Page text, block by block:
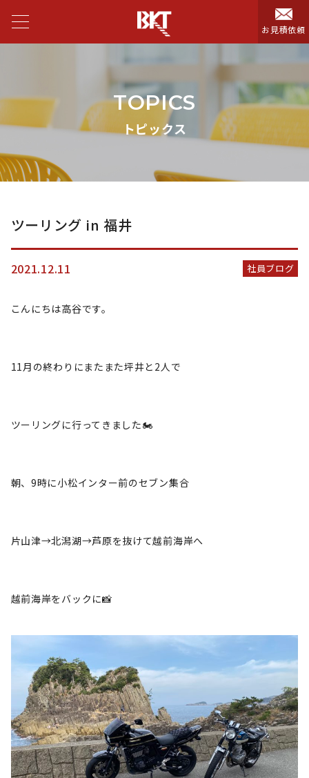
お見積依頼
TOPICS
トピックス
ツーリング in 福井
2021.12.11 社員ブログ
こんにちは高谷です。
11月の終わりにまたまた坪井と2人で
ツーリングに行ってきました🏍
朝、9時に小松インター前のセブン集合
片山津→北潟湖→芦原を抜けて越前海岸へ
越前海岸をバックに📸